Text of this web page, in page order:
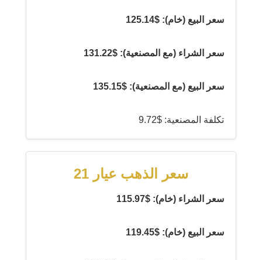
سعر البيع (خام): $125.14
سعر الشراء (مع المصنعية): $131.22
سعر البيع (مع المصنعية): $135.15
تكلفة المصنعية: $9.72
سعر الذهب عيار 21
سعر الشراء (خام): $115.97
سعر البيع (خام): $119.45